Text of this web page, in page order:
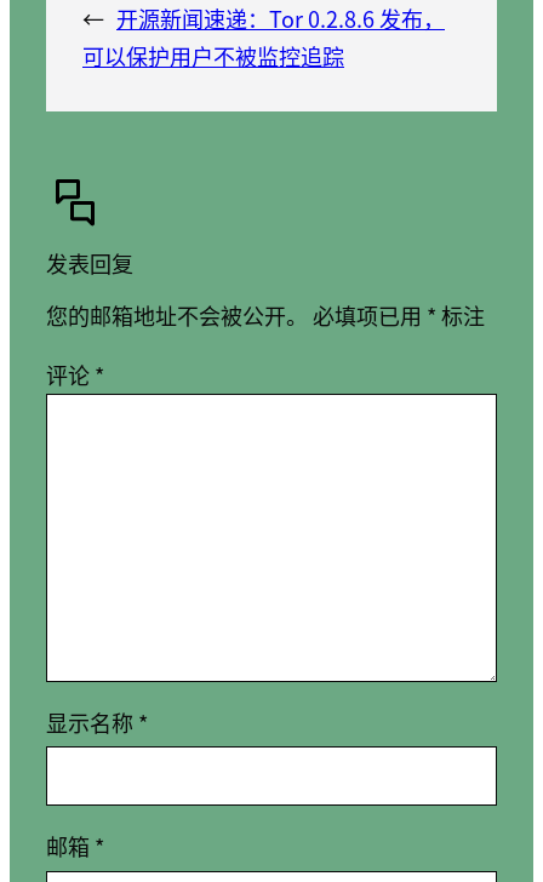
← 开源新闻速递：Tor 0.2.8.6 发布，
可以保护用户不被监控追踪
发表回复
您的邮箱地址不会被公开。
必填项已用 *标注
评论*
显示名称 *
邮箱 *